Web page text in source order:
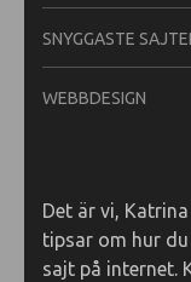
SNYGGASTE
WEBBDESIGN
Det är vi,
tipsar om hur
sajt på internet.